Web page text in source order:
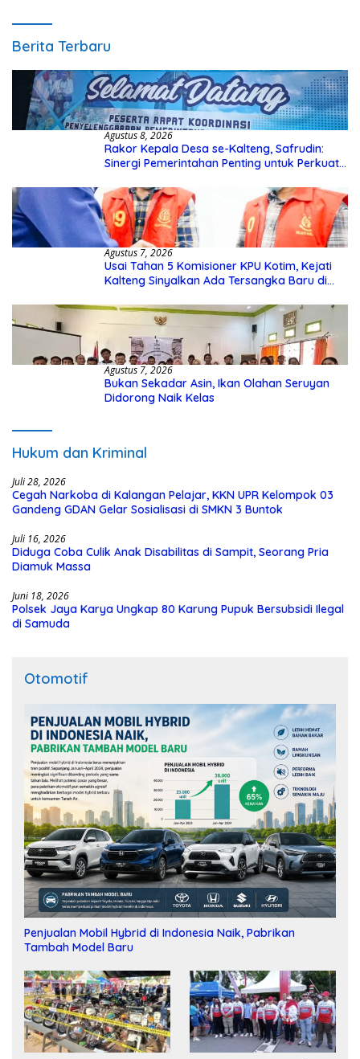
Berita Terbaru
Agustus 8, 2026
Rakor Kepala Desa se-Kalteng, Safrudin:
Sinergi Pemerintahan Penting untuk Perkuat
Agustus 7, 2026
Usai Tahan 5 Komisioner KPU Kotim, Kejati
Kalteng Sinyalkan Ada Tersangka Baru di
Agustus 7, 2026
Bukan Sekadar Asin, Ikan Olahan Seruyan
Didorong Naik Kelas
Hukum dan Kriminal
Juli 28, 2026
Cegah Narkoba di Kalangan Pelajar, KKN UPR Kelompok 03
Gandeng GDAN Gelar Sosialisasi di SMKN 3 Buntok
Juli 16, 2026
Diduga Coba Culik Anak Disabilitas di Sampit, Seorang Pria
Diamuk Massa
Juni 18, 2026
Polsek Jaya Karya Ungkap 80 Karung Pupuk Bersubsidi Ilegal
di Samuda
Otomotif
Penjualan Mobil Hybrid di Indonesia Naik, Pabrikan
Tambah Model Baru